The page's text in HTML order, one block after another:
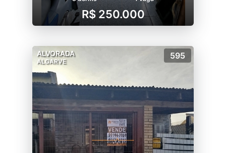
R$ 250.000
ALVORADA
ALGARVE
595